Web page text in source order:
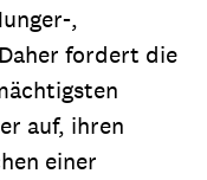
,
fordert die
auf, ihren
einer